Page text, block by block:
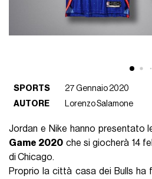
SPORTS
27 Gennaio 2020
AUTORE
Lorenzo Salamone
Jordan e Nike hanno presentato
Game 2020 che si giocherà 14
di Chicago.
Proprio la città casa dei Bulls ha